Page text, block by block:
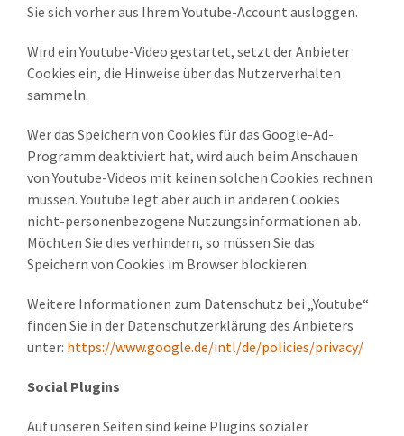
Sie sich vorher aus Ihrem Youtube-Account ausloggen.
Wird ein Youtube-Video gestartet, setzt der Anbieter
Cookies ein, die Hinweise über das Nutzerverhalten
sammeln.
Wer das Speichern von Cookies für das Google-Ad-
Programm deaktiviert hat, wird auch beim Anschauen
von Youtube-Videos mit keinen solchen Cookies rechnen
müssen. Youtube legt aber auch in anderen Cookies
nicht-personenbezogene Nutzungsinformationen ab.
Möchten Sie dies verhindern, so müssen Sie das
Speichern von Cookies im Browser blockieren.
Weitere Informationen zum Datenschutz bei „Youtube“
finden Sie in der Datenschutzerklärung des Anbieters
unter: https://www.google.de/intl/de/policies/privacy/
Social Plugins
Auf unseren Seiten sind keine Plugins sozialer